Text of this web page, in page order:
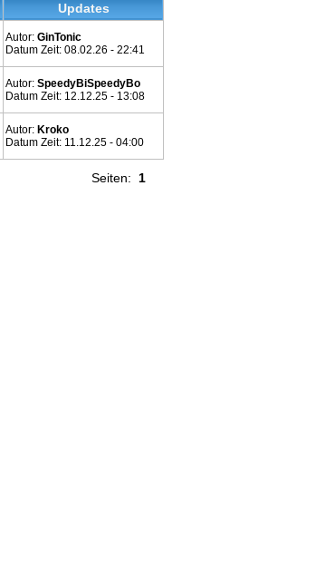
Updates
Autor: GinTonic
Datum Zeit: 08.02.26 - 22:41
Autor: SpeedyBiSpeedyBo
Datum Zeit: 12.12.25 - 13:08
Autor: Kroko
Datum Zeit: 11.12.25 - 04:00
Seiten: 1